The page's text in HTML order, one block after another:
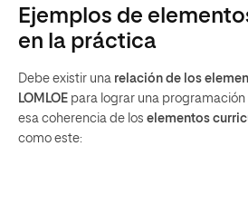
Ejemplos de
en la práctica
Debe existir una relación de los
LOMLOE para lograr una
esa coherencia de los elementos
como este: